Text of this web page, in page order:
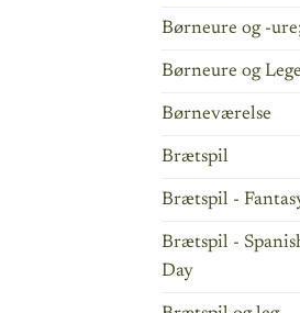
Børneure og -
Børneure og
Børneværelse
Brætspil
Brætspil -
Brætspil -
Day